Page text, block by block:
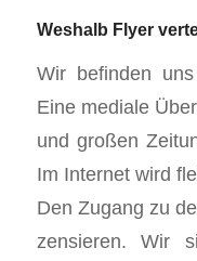
Weshalb Flyer
Wir befinden
Eine mediale
und großen
Im Internet wird
Den Zugang zu
zensieren. Wir